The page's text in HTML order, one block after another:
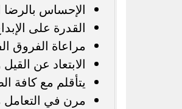
الإحساس
القدرة على
مراعاة الفروق
الابتعاد عن
يتأقلم مع كافة
مرن في التعامل